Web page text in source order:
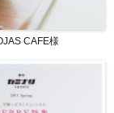
CAFE様